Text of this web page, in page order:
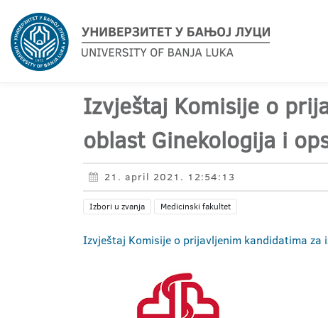
Izvještaj Komisije o
oblast Ginekologija i
21. april 2021. 12:54:13
Izbori u zvanja Medicinski fakultet
Izvještaj Komisije o prijavljenim kandidatima